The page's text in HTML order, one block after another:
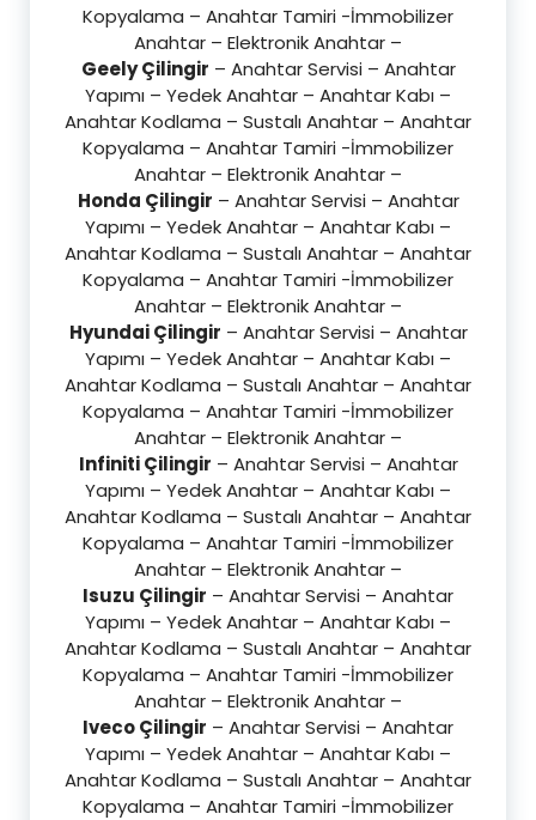
Kopyalama – Anahtar Tamiri -İmmobilizer
Anahtar – Elektronik Anahtar –
Geely Çilingir – Anahtar Servisi – Anahtar
Yapımı – Yedek Anahtar – Anahtar Kabı –
Anahtar Kodlama – Sustalı Anahtar – Anahtar
Kopyalama – Anahtar Tamiri -İmmobilizer
Anahtar – Elektronik Anahtar –
Honda Çilingir – Anahtar Servisi – Anahtar
Yapımı – Yedek Anahtar – Anahtar Kabı –
Anahtar Kodlama – Sustalı Anahtar – Anahtar
Kopyalama – Anahtar Tamiri -İmmobilizer
Anahtar – Elektronik Anahtar –
Hyundai Çilingir – Anahtar Servisi – Anahtar
Yapımı – Yedek Anahtar – Anahtar Kabı –
Anahtar Kodlama – Sustalı Anahtar – Anahtar
Kopyalama – Anahtar Tamiri -İmmobilizer
Anahtar – Elektronik Anahtar –
Infiniti Çilingir – Anahtar Servisi – Anahtar
Yapımı – Yedek Anahtar – Anahtar Kabı –
Anahtar Kodlama – Sustalı Anahtar – Anahtar
Kopyalama – Anahtar Tamiri -İmmobilizer
Anahtar – Elektronik Anahtar –
Isuzu Çilingir – Anahtar Servisi – Anahtar
Yapımı – Yedek Anahtar – Anahtar Kabı –
Anahtar Kodlama – Sustalı Anahtar – Anahtar
Kopyalama – Anahtar Tamiri -İmmobilizer
Anahtar – Elektronik Anahtar –
Iveco Çilingir – Anahtar Servisi – Anahtar
Yapımı – Yedek Anahtar – Anahtar Kabı –
Anahtar Kodlama – Sustalı Anahtar – Anahtar
Kopyalama – Anahtar Tamiri -İmmobilizer